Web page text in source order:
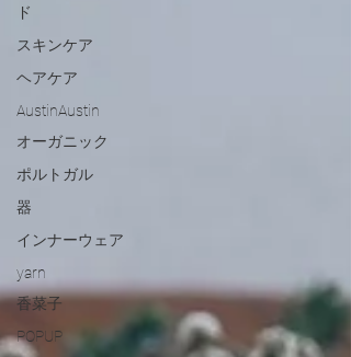
ド
スキンケア
ヘアケア
AustinAustin
オーガニック
ポルトガル
器
インナーウェア
yarn
香菜子
POPUP